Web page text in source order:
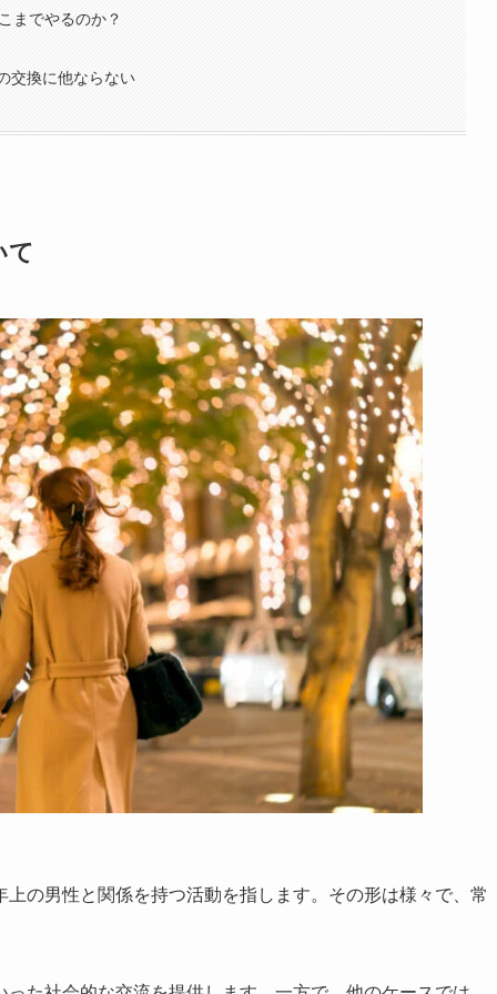
までやるのか？
交換に他ならない
て
の男性と関係を持つ活動を指します。その形は様々で、常